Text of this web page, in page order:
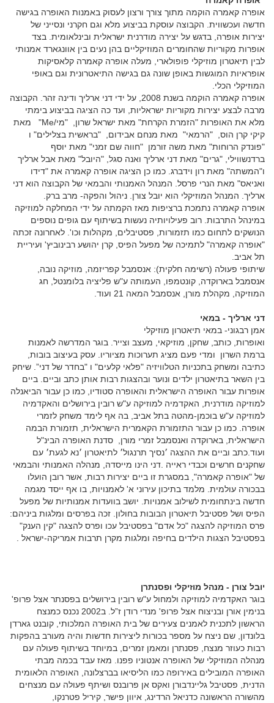
אופרה קאמרה הוקמה מתוך צורך ורצון לעסוק באמנות האופרה בגישה
חדשה ועכשווית. הקבוצה עוסקת בביצוע מלא וגם חקרני ונסייני של
יצירות אופרה, בדגש על יצירה מודרנית ישראלית ובינלאומית. בצד
אופרות מקוריות שהחומרים המוזיקליים בהן נעים בין אוונגארד אמנותי
לבין תיאטרון מוזיקלי פופולארי, מעלה אופרה קאמרה קלאסיקות
אופראיות המוגשות באופן שונה גם בגישה התיאטרונית וגם באופי
המוזיקלי הכלי.
אופרה קאמרה הוקמה בשנת 2008, על ידי דני ארליך ודינה זהר. הקבוצה
מרבה לבצע יצירות מקוריות ישראליות, ועד כה הציגה בביצוע בימתי
מלא את האופרות "הזמרת הקרחת" מאת ישראל שרון, "מי/Me" מאת
קיקי קרן הוס, "הרמאי" מאת מנחם אבידום, "בראשית בצלילים" ו
"פונדק הרוחות" מאת משה זורמן "חווה שם זמני" מאת יוסף
ברדנשווילי, "גרים" מאת דני ארליך ואנה סגל, "היובל" מאת אבל ארליך
ו"המשתה" מאת רון וידברג. כמו כן הציגה אופרה קאמרה את "דידו
ואניאס" מאת הנרי פרסל. המנהל האמנותי והבמאי של הקבוצה הוא דני
ארליך. המנהל המוזיקלי הוא יובל צורן. ניהול והפקה- מרב ברק.
אופרה קאמרה נתמכת ברציפות מאז הקמתה על ידי המחלקה למוזיקה
במינהל התרבות. רוב פעילויותיה נעשות בשיתוף עם גופים נוספים
הנושקים לתחום כמו תזמורות, פסטיבלים, מקהלות וכו'. לאחרונה זכתה
"אופרה קאמרה" לתמיכה של מפעל הפיס, קרן יהושע רבינוביץ' ועיריית
תל אביב.
שיתופי פעולה (רשימה חלקית): אנסמבל קפריזמה, מוזיקה נובה,
אנסמבל בארוקדה, קונטמפו, העמותה ע"ש פליציה בלומנטל, חג
המוזיקה, מקהלת מורן, אנסמבל המאה 21 ועוד.
דני ארליך - במאי
אמן רבגוני- במאי תיאטרון מוזיקלי
ואופרות, כותב, שחקן, מוזיקאי, מעצב וצייר. בוגר המדרשה לאמנות
ברמת השרון ומדי פעם מציג תערוכות מציוריו. עסק בעיצוב בובות,
כתיבה ומשחק בתכניות הטלוויזיה "פלאי קלעים" ו "בחדר של דני”. שיחק
בין השאר בתיאטרון ילדים ונוער ובהצגות רבות אותן כתב וביים. ביים
אופרות עבור האופרה הישראלית והאופרה סטודיו, כמו כן עבור הביאנלה
למוזיקה מודרנית, האקדמיה למוזיקה ע"ש רובין בירושלים והאקדמיה
למוזיקה ע"ש בוכמן-מהטה בתל אביב, בה אף לימד משחק לזמרי
אופרה. כמו כן עבור התזמורת הקאמרית הישראלית, תזמורת הבמה
הישראלית, בארוקדה ואנסמבל זמרי מורן, סדנת האופרה הבינ"ל
ועוד.כתב וביים את ההצגה ׳נסיך תרנגול׳ לתיאטרון ׳נא לגעת׳ עם
שחקנים חרשים וכבדי ראייה .דני הינו מייסדה, מנהלה האמנותי והבמאי
של "אופרה קאמרה", במסגרת זו ביים יצירות רבות, אשר רובן הועלו
בבכורה עולמית. מלמד בתיכון עירוני א' לאמנויות, בו אף ייסד מגמה
חדשה בינתחומית לשילוב אמנויות. יושב בוועדות אמנותיות של מפעל
הפיס ושל פסטיבל תיאטרון הבובות בחולון. זכה בפרסים ומלגות ביניהם:
פרס המוזיקה להצגה "כל אדם" בפסטיבל עכו ופרס להצגה "קין הענק"
בפסטיבל הצגות הילדים בחיפה ומלגות מקרן תרבות אמריקה-ישראל .
יובל צורן - מנהל מוזיקלי ופסנתרן
בוגר האקדמיה למוזיקה ולמחול ע"ש רובין בירושלים בפסנתר אצל פרופ'
בנימין אורן ובניצוח אצל פרופ' מנדי רודן ז”ל. ב2002 נכנס כמנצח
הראשון לתכנית לאמנים צעירים של בית האופרה המלכותי, קובנט גארדן
בלונדון, שם ניצח על מספר בכורות ליצירות חדשות והיה מעורב בהפקות
רבות כעוזר מנצח, פסנתרן ומאמן זמרים, במיוחד בשיתוף פעולה עם
מנהלה המוזיקלי של האופרה אנטוניו פפנו. מאז עבד בכמה מבתי
האופרה המובילים באירופה כמו הליסיאו בברצלונה, האופרה הלאומית
הדנית, פסטיבל גליינדבורן ואקס אן פרובנס ושיתף פעולה עם מנצחים
מהשורה הראשונה כדניאל הרדינג, איוון פישר, קיריל פטרנקו,